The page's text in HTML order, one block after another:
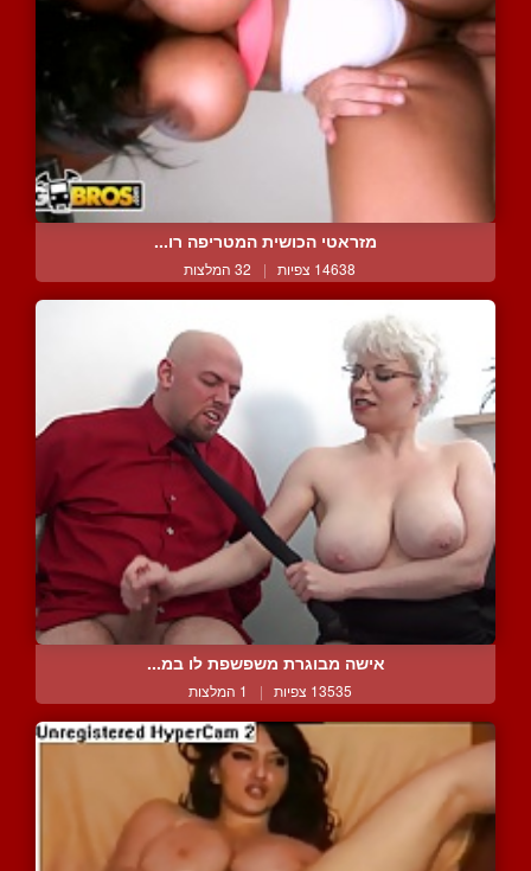
מזראטי הכושית המטריפה רו...
14638 צפיות | 32 המלצות
אישה מבוגרת משפשפת לו במ...
13535 צפיות | 1 המלצות